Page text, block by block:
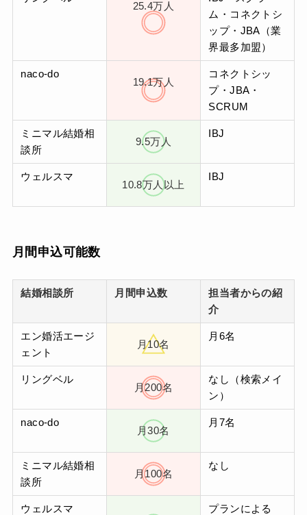
25.4万人
ム・コネクトシ
ップ・JBA（業
界最多加盟）
naco-do
19.1万人
コネクトシッ
プ・JBA・
SCRUM
ミニマル結婚相
談所
9.5万人
IBJ
ウェルスマ
10.8万人以上
IBJ
月間申込可能数
結婚相談所 月間申込数
担当者からの紹
介
エン婚活エージ
ェント
月10名
月6名
リングベル
月200名
なし（検索メイ
ン）
naco-do
月30名
月7名
ミニマル結婚相
談所
月100名
なし
ウェルスマ
プランによる